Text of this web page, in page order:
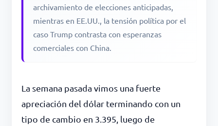
archivamiento de elecciones anticipadas,
mientras en EE.UU., la tensión política por el
caso Trump contrasta con esperanzas
comerciales con China.
La semana pasada vimos una fuerte
apreciación del dólar terminando con un
tipo de cambio en 3.395, luego de